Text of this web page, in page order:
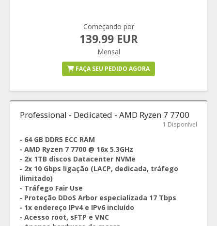
Começando por
139.99 EUR
Mensal
FAÇA SEU PEDIDO AGORA
Professional - Dedicated - AMD Ryzen 7 7700
1 Disponível
- 64 GB DDR5 ECC RAM
- AMD Ryzen 7 7700 @ 16x 5.3GHz
- 2x 1TB discos Datacenter NVMe
- 2x 10 Gbps ligação (LACP, dedicada, tráfego
ilimitado)
- Tráfego Fair Use
- Proteção DDoS Arbor especializada 17 Tbps
- 1x endereço IPv4 e IPv6 incluído
- Acesso root, sFTP e VNC